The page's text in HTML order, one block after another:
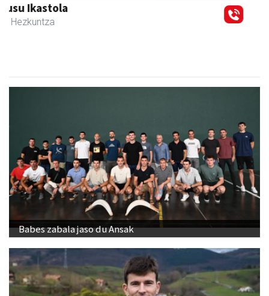
Urnietako AEK euskaltegia
Urnieta - Euskaltegiak
Babes zabala jaso du Ansak